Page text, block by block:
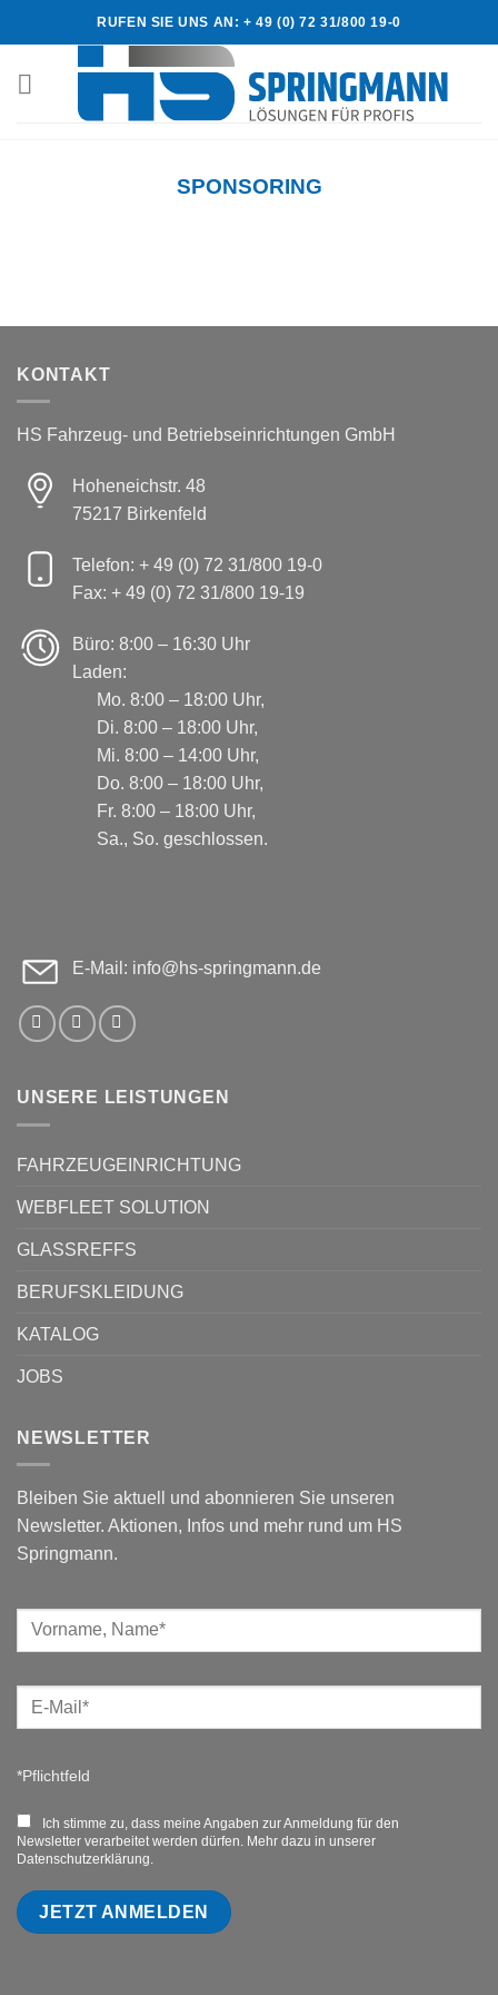
to
RUFEN SIE UNS AN: + 49 (0) 72 31/800 19-0
SPONSORING
KONTAKT
HS Fahrzeug- und Betriebseinrichtungen GmbH
Hoheneichstr. 48
75217 Birkenfeld
Telefon: + 49 (0) 72 31/800 19-0
Fax: + 49 (0) 72 31/800 19-19
Büro: 8:00 – 16:30 Uhr
Laden:
Mo. 8:00 – 18:00 Uhr,
Di. 8:00 – 18:00 Uhr,
Mi. 8:00 – 14:00 Uhr,
Do. 8:00 – 18:00 Uhr,
Fr. 8:00 – 18:00 Uhr,
Sa., So. geschlossen.
E-Mail: info@hs-springmann.de
UNSERE LEISTUNGEN
FAHRZEUGEINRICHTUNG
WEBFLEET SOLUTION
GLASSREFFS
BERUFSKLEIDUNG
KATALOG
JOBS
NEWSLETTER
Bleiben Sie aktuell und abonnieren Sie unseren
Newsletter. Aktionen, Infos und mehr rund um HS
Springmann.
*Pflichtfeld
Ich stimme zu, dass meine Angaben zur Anmeldung für den
Newsletter verarbeitet werden dürfen. Mehr dazu in unserer
Datenschutzerklärung.